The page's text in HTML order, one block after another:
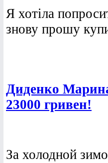
Я хотіла
знову прошу
Диденко
23000 гривен!
За холодной